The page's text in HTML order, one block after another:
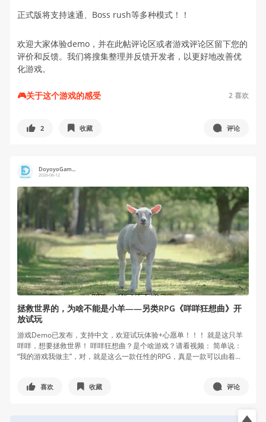
正式版将支持速通、Boss rush等多种模式！！
欢迎大家体验demo，并在此帖评论区或者游戏评论区留下您的
评价和反馈。我们将搜集整理并反馈开发者，以更好地改善优
化游戏。
🎮关于这个游戏的感受 2喜欢
2 收藏 评论
DoyoyoGam...
2026-06-12
拯救世界的，为啥不能是小羊——另类RPG《咩咩狂想曲》开
放试玩
游戏Demo已发布，支持中文，欢迎试玩体验+心愿单！！！ 就是这只羊
咩咩，想要拯救世界！ 咩咩狂想曲？是个啥游戏？请看视频： 简单说：
“我的游戏我做主”，对，就是这么一款任性的RPG，真是一款可以由着...
喜欢 收藏 评论